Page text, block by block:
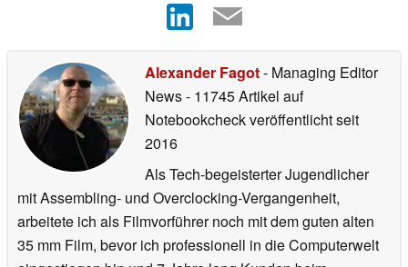
Alexander Fagot- Managing Editor
News- 11745 Artikel auf
Notebookcheck veröffentlichtseit
2016
Als Tech-begeisterter Jugendlicher
mit Assembling- und Overclocking-Vergangenheit,
arbeitete ich als Filmvorführer noch mit dem guten alten
35 mm Film, bevor ich professionell in die Computerwelt